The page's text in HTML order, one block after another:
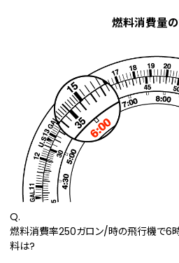
燃料消費量
Q.
燃料消費率250ガロン/時の飛行機で6
料は?